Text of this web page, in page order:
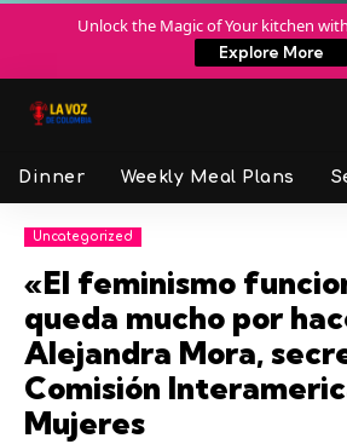
Unlock the Magic of Your kitchen
Explore More
Dinner Weekly Meal Plans
Uncategorized
«El feminismo
queda mucho por
Alejandra Mora,
Comisión
Mujeres